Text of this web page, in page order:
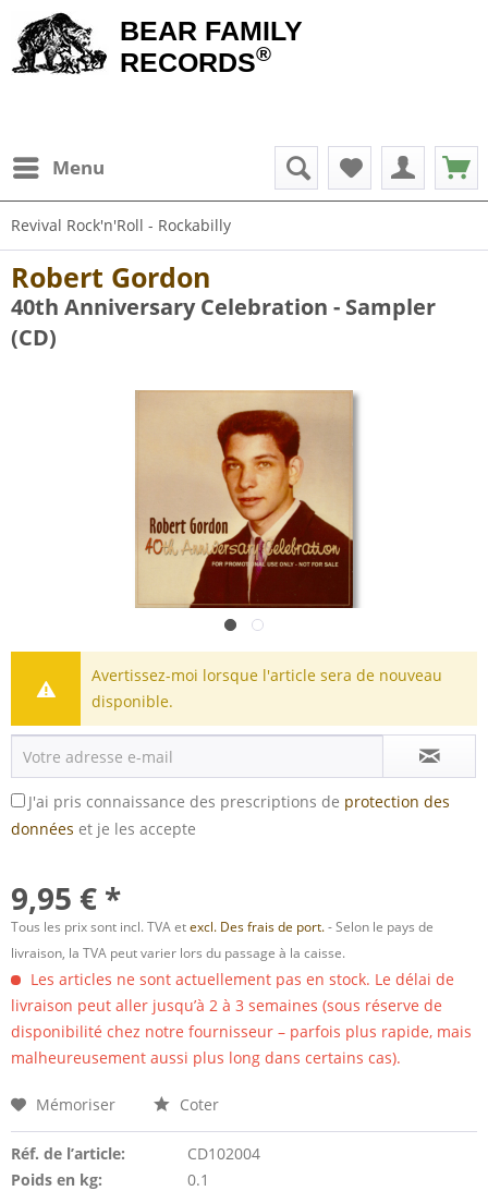
BEAR FAMILY
RECORDS®
Menu
Revival Rock'n'Roll - Rockabilly
Robert Gordon
40th Anniversary Celebration - Sampler
(CD)
Avertissez-moi lorsque l'article sera de nouveau
disponible.
J'ai pris connaissance des prescriptions de protection des
données et je les accepte
9,95 € *
Tous les prix sont incl. TVA etexcl. Des frais de port.- Selon le pays de
livraison, la TVA peut varier lors du passage à la caisse.
Les articles ne sont actuellement pas en stock. Le délai de
livraison peut aller jusqu’à 2 à 3 semaines (sous réserve de
disponibilité chez notre fournisseur – parfois plus rapide, mais
malheureusement aussi plus long dans certains cas).
Mémoriser Coter
Réf. de l’article:
CD102004
Poids en kg:
0.1